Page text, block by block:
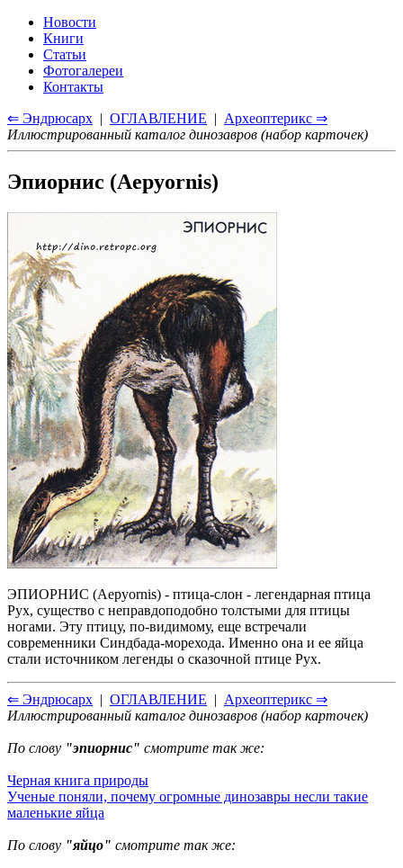
Новости
Книги
Статьи
Фотогалереи
Контакты
⇐ Эндрюсарх | ОГЛАВЛЕНИЕ | Археоптерикс ⇒
Иллюстрированный каталог динозавров (набор карточек)
Эпиорнис (Aepyornis)
ЭПИОРНИС (Aepyornis) - птица-слон - легендарная птица
Рух, существо с неправдоподобно толстыми для птицы
ногами. Эту птицу, по-видимому, еще встречали
современники Синдбада-морехода. Именно она и ее яйца
стали источником легенды о сказочной птице Рух.
⇐ Эндрюсарх | ОГЛАВЛЕНИЕ | Археоптерикс ⇒
Иллюстрированный каталог динозавров (набор карточек)
По слову "эпиорнис" смотрите так же:
Черная книга природы
Ученые поняли, почему огромные динозавры несли такие
маленькие яйца
По слову "яйцо" смотрите так же: